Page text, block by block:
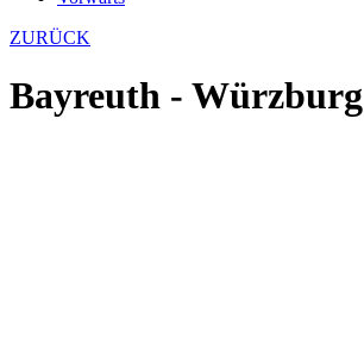
ZURÜCK
Bayreuth - Würzburg